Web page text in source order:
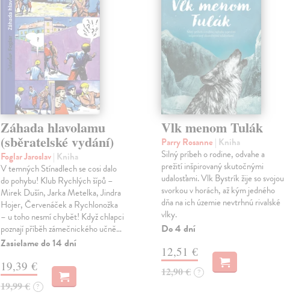
Záhada hlavolamu
(sběratelské vydání)
Foglar Jaroslav| Kniha
V temných Stínadlech se cosi dalo
do pohybu! Klub Rychlých šípů –
Mirek Dušín, Jarka Metelka, Jindra
Hojer, Červenáček a Rychlonožka
– u toho nesmí chybět! Když chlapci
poznají příběh zámečnického učně…
Zasielame do 14 dní
19,39 €
19,99 € ?
Vlk menom Tulák
Parry Rosanne | Kniha
Silný príbeh o rodine, odvahe a
prežití inšpirovaný skutočnými
udalosťami. Vlk Bystrík žije so svojou
svorkou v horách, až kým jedného
dňa na ich územie nevtrhnú rivalské
vlky.
Do 4 dní
12,51 €
12,90 € ?